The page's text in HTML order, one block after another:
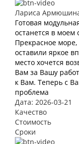
Лариса
Готовая
останется в
Прекрасное море,
оставили яркое
место хочется
Вам за Вашу
к Вам. Теперь с
проблема
Дата: 2026-03-21
Качество
Стоимость
Сроки